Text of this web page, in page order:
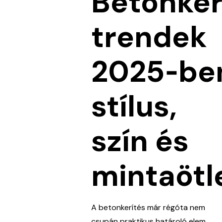
trendek
stílus,
szín és
A betonkerítés már régóta nem